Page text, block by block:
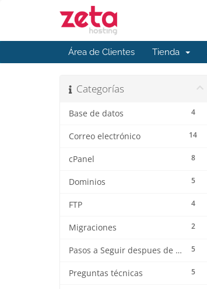
Área de Clientes Tienda
Categorías
4
Base de datos
14
Correo electrónico
8
cPanel
5
Dominios
4
FTP
2
Migraciones
5
Pasos a Seguir despues de la contratación del Hosting
5
Preguntas técnicas